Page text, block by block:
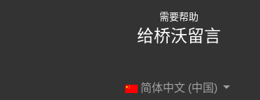
需要帮助
给桥沃留言
简体中文 (中国)